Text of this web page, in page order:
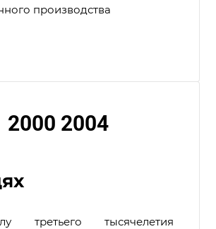
производства
2000 2004
третьего тысячелетия